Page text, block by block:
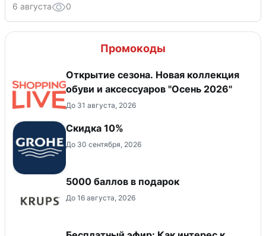
6 августа 0
Промокоды
Открытие сезона. Новая коллекция
обуви и аксессуаров "Осень 2026"
До 31 августа, 2026
Скидка 10%
До 30 сентября, 2026
5000 баллов в подарок
До 16 августа, 2026